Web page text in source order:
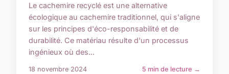
Le cachemire recyclé est une alternative
écologique au cachemire traditionnel, qui s'aligne
sur les principes d'éco-responsabilité et de
durabilité. Ce matériau résulte d'un processus
ingénieux où des...
18 novembre 2024 5 min de lecture →